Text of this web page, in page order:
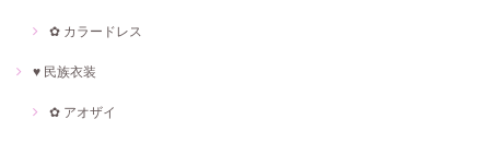
✿ カラードレス
♥ 民族衣装
✿ アオザイ